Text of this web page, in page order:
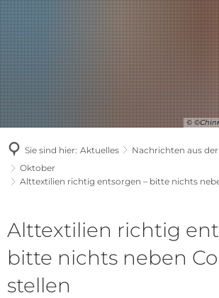
©
Sie sind hier: Aktuelles Nachrichten aus
Oktober
Alttextilien richtig entsorgen – bitte nichts
Alttextilien richtig
bitte nichts neben
stellen